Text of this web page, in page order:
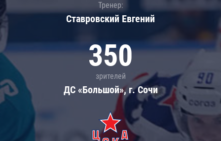
Тренер:
Ставровский Евгений
350
зрителей
ДС «Большой», г. Сочи